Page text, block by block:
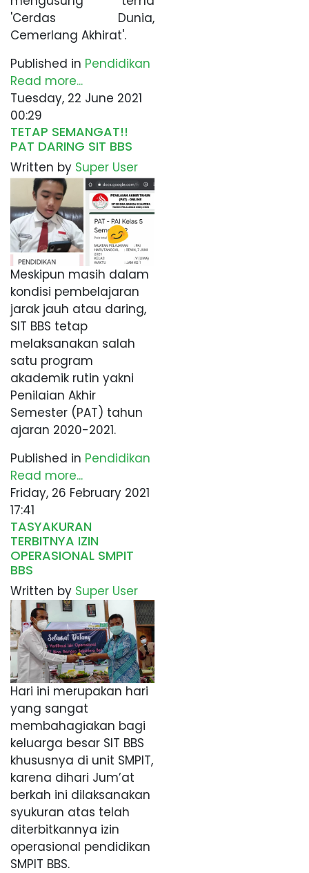
'Cerdas Dunia,
Cemerlang Akhirat'.
Published in Pendidikan
Read more...
Tuesday, 22 June 2021
00:29
TETAP SEMANGAT!!
PAT DARING SIT BBS
Written by Super User
Meskipun masih dalam
kondisi pembelajaran
jarak jauh atau daring,
SIT BBS tetap
melaksanakan salah
satu program
akademik rutin yakni
Penilaian Akhir
Semester (PAT) tahun
ajaran 2020-2021.
Published in Pendidikan
Read more...
Friday, 26 February 2021
17:41
TASYAKURAN
TERBITNYA IZIN
OPERASIONAL SMPIT
BBS
Written by Super User
Hari ini merupakan hari
yang sangat
membahagiakan bagi
keluarga besar SIT BBS
khususnya di unit SMPIT,
karena dihari Jum’at
berkah ini dilaksanakan
syukuran atas telah
diterbitkannya izin
operasional pendidikan
SMPIT BBS.